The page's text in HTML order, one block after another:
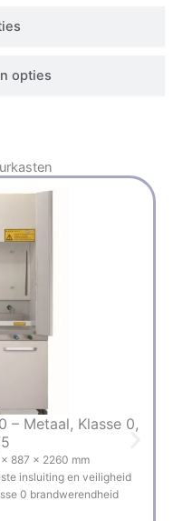
opties
– Metaal, Klasse 0,
887 × 2260 mm
insluiting en veiligheid
0 brandwerendheid